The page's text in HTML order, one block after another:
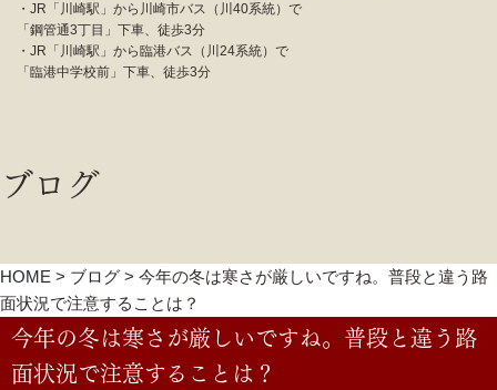
・JR「川崎駅」から川崎市バス（川40系統）で
「鋼管通3丁目」下車、徒歩3分
・JR「川崎駅」から臨港バス（川24系統）で
「臨港中学校前」下車、徒歩3分
ブログ
HOME > ブログ > 今年の冬は寒さが厳しいですね。普段と違う路
面状況で注意することは？
今年の冬は寒さが厳しいですね。普段と違う路
面状況で注意することは？